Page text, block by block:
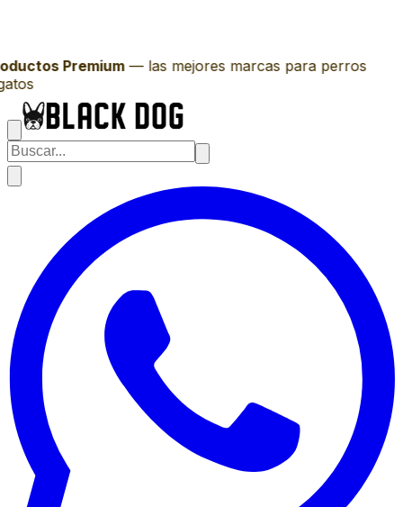
Premium— las mejores marcas para perros